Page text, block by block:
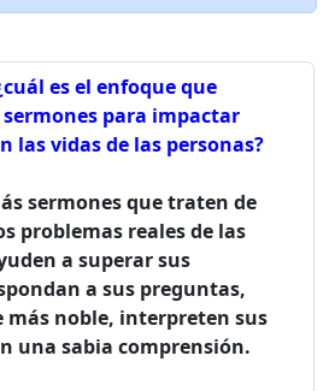
es el enfoque que
para impactar
las vidas de las personas?
sermones que traten de
problemas reales de las
a superar sus
a sus preguntas,
más noble, interpreten sus
una sabia comprensión.